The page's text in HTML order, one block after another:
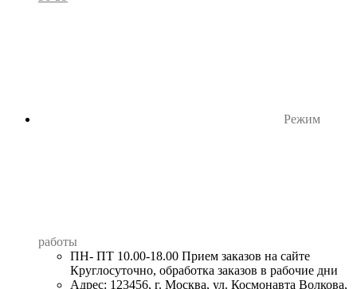
Режим
работы
ПН- ПТ 10.00-18.00 Прием заказов на сайте
Круглосуточно, обработка заказов в рабочие дни
Адрес: 123456, г. Москва, ул. Космонавта Волкова,